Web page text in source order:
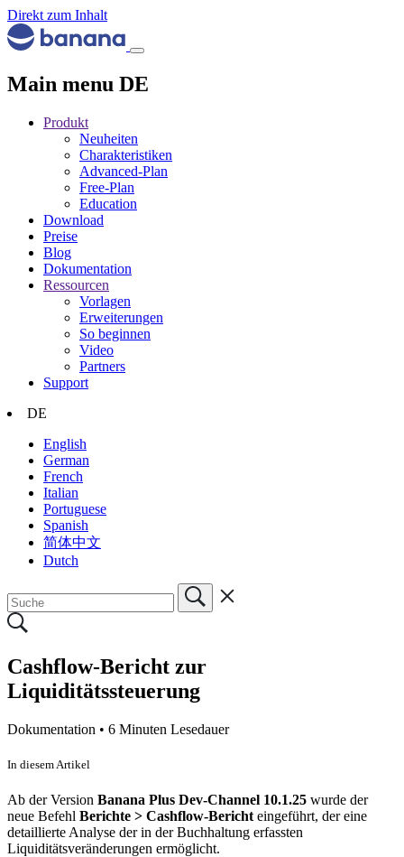
Direkt zum Inhalt
Main menu DE
Produkt
Neuheiten
Charakteristiken
Advanced-Plan
Free-Plan
Education
Download
Preise
Blog
Dokumentation
Ressourcen
Vorlagen
Erweiterungen
So beginnen
Video
Partners
Support
DE
English
German
French
Italian
Portuguese
Spanish
简体中文
Dutch
Cashflow-Bericht zur
Liquiditätssteuerung
Dokumentation • 6 Minuten Lesedauer
In diesem Artikel
Ab der Version Banana Plus Dev-Channel 10.1.25 wurde der
neue Befehl Berichte > Cashflow-Bericht eingeführt, der eine
detaillierte Analyse der in der Buchhaltung erfassten
Liquiditätsveränderungen ermöglicht.